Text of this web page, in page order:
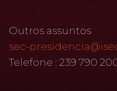
Outros assuntos
sec-
Telefone : 239 790